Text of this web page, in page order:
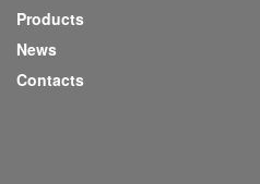
Products(current)
News
Contacts